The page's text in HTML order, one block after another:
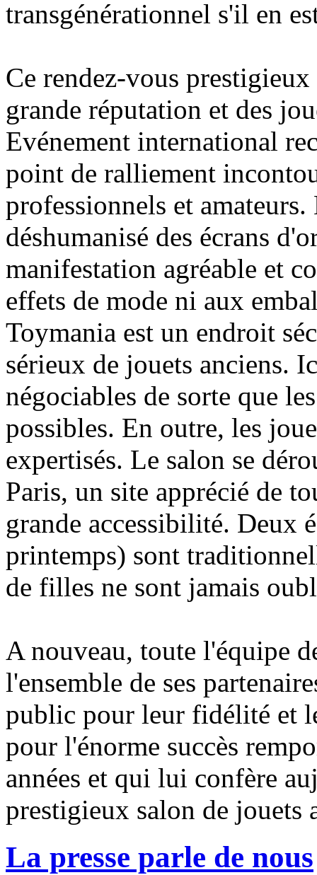
transgénérationnel s'il en
Ce rendez-vous
grande réputation et des
Evénement international
point de ralliement
professionnels et
déshumanisé des écrans
manifestation agréable et
effets de mode ni aux
Toymania est un endroit
sérieux de jouets anciens.
négociables de sorte que
possibles. En outre, les
expertisés. Le salon se
Paris, un site apprécié de
grande accessibilité. Deux
printemps) sont
de filles ne sont jamais
A nouveau, toute l'équipe
l'ensemble de ses
public pour leur fidélité et
pour l'énorme succès
années et qui lui confère
prestigieux salon de jouets
La presse parle de nous